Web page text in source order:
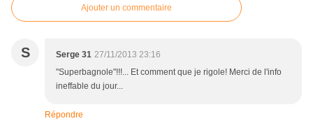
Ajouter un commentaire
S Serge 31 27/11/2013 23:16
"Superbagnole"!!!... Et comment que je rigole! Merci de l'info
ineffable du jour...
Répondre